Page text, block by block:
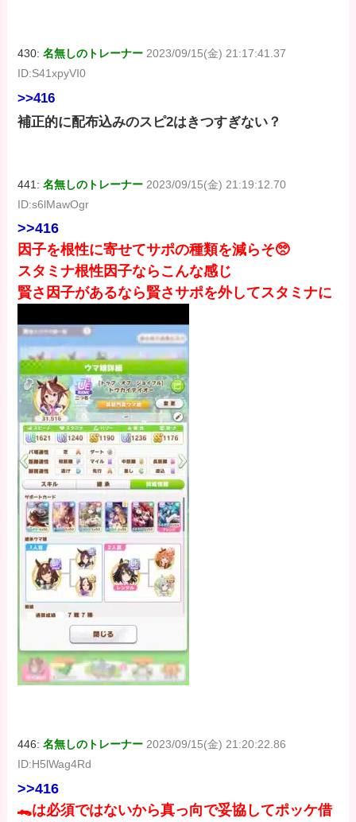
430:名無しのトレーナー 2023/09/15(金) 21:17:41.37
ID:S41xpyVI0
>>416
補正的に配布込みのスピ2はきつすぎない？
441:名無しのトレーナー 2023/09/15(金) 21:19:12.70
ID:s6lMawOgr
>>416
因子を根性に寄せてサポの種類を減らそ🥺
スタミナ根性因子ならこんな感じ
賢さ因子があるなら賢さサポを外してスタミナに
446:名無しのトレーナー 2023/09/15(金) 21:20:22.86
ID:H5lWag4Rd
>>416
🐊は必須ではないから真っ向で妥協してポッケ借